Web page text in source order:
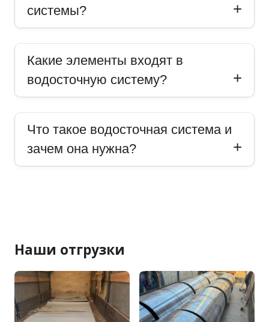
системы?
Какие элементы входят в
водосточную систему?
Что такое водосточная система и
зачем она нужна?
Наши отгрузки